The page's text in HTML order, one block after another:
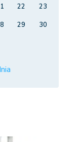
22
23
29
30